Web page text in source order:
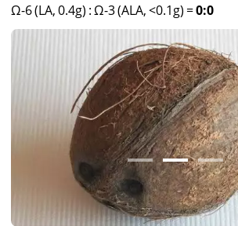
Ω-6 (LA, 0.4g) :Ω-3 (ALA, <0.1g) =0:0